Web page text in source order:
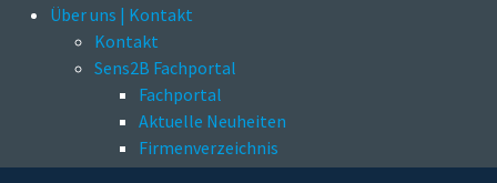
Über uns | Kontakt
Kontakt
Sens2B Fachportal
Fachportal
Aktuelle Neuheiten
Firmenverzeichnis